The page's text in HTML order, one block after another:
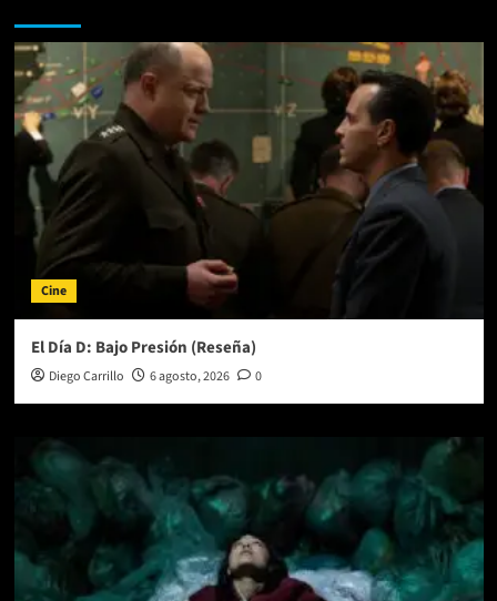
su
refrescante
sencillo
«Playa»
Cine
El Día D: Bajo Presión (Reseña)
Diego Carrillo 6 agosto, 2026 0